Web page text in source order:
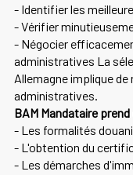
- Identifier les
- Vérifier
- Négocier
administratives La
Allemagne implique
administratives.
BAM Mandataire
- Les formalités
- L'obtention du
- Les démarches